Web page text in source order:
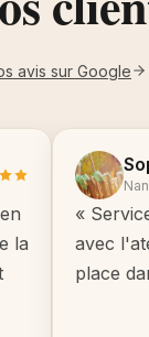
avis sur Google
la
«
avec
place